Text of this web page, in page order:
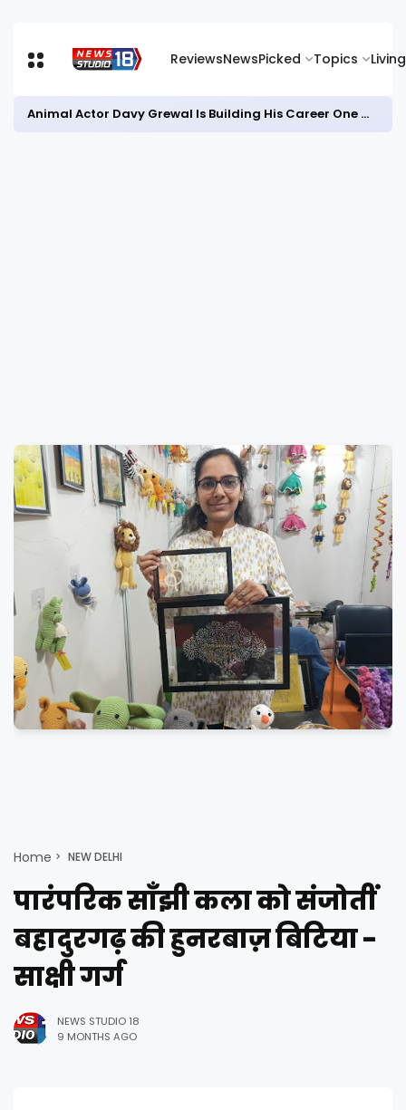
ReviewsNewsPicked Topics Living
Animal Actor Davy Grewal Is Building His Career One Role at a Time- from Courtrooms to Cinema
Home NEW DELHI
पारंपरिक साँझी कला को संजोतीं
बहादुरगढ़ की हुनरबाज़ बिटिया -
साक्षी गर्ग
NEWS STUDIO 18
9 MONTHS AGO